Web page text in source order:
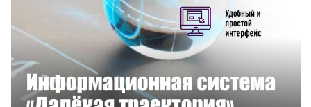
Смотреть проект